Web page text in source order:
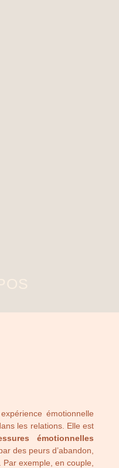
émotionnelle
les relations. Elle est
émotionnelles
des peurs d’abandon,
exemple, en couple,